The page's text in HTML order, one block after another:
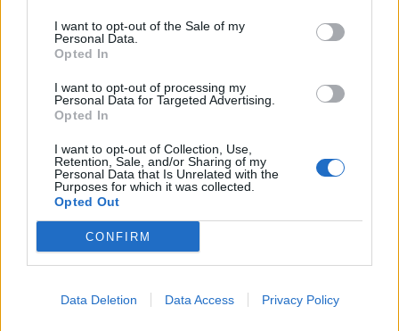
I want to opt-out of the Sale of my
Personal Data.
Opted In
I want to opt-out of processing my
Personal Data for Targeted Advertising.
Opted In
I want to opt-out of Collection, Use,
Retention, Sale, and/or Sharing of my
Personal Data that Is Unrelated with the
Purposes for which it was collected.
Opted Out
CONFIRM
Data Deletion Data Access Privacy Policy